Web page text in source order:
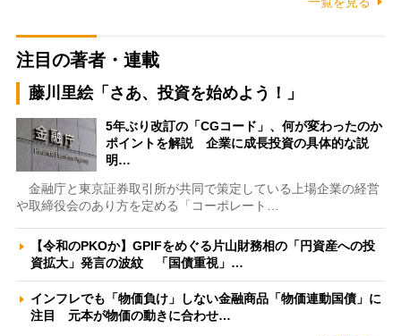
注目の著者・連載
藤川里絵「さあ、投資を始めよう！」
5年ぶり改訂の「CGコード」、何が変わったのか
ポイントを解説 企業に成長投資の具体的な説
明…
金融庁と東京証券取引所が共同で策定している上場企業の経営
や取締役会のあり方を定める「コーポレート…
【令和のPKOか】GPIFをめぐる片山財務相の「円資産への投
資拡大」発言の波紋 「国債重視」…
インフレでも「物価負け」しない金融商品「物価連動国債」に
注目 元本が物価の動きに合わせ…